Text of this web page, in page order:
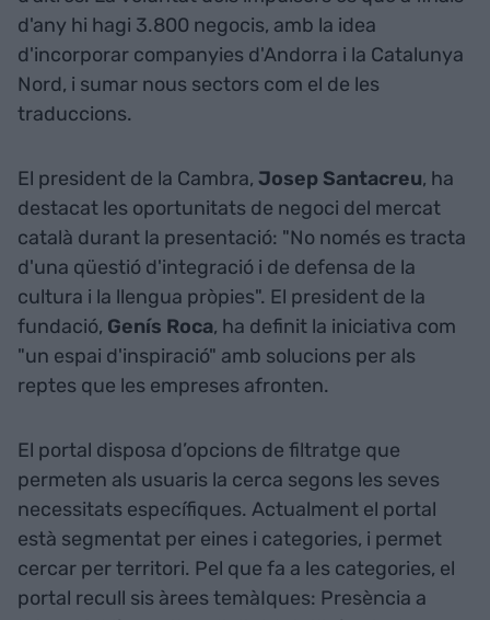
d'any hi hagi 3.800 negocis, amb la idea
d'incorporar companyies d'Andorra i la Catalunya
Nord, i sumar nous sectors com el de les
traduccions.
El president de la Cambra, Josep Santacreu, ha
destacat les oportunitats de negoci del mercat
català durant la presentació: "No només es tracta
d'una qüestió d'integració i de defensa de la
cultura i la llengua pròpies". El president de la
fundació, Genís Roca, ha definit la iniciativa com
"un espai d'inspiració" amb solucions per als
reptes que les empreses afronten.
El portal disposa d’opcions de filtratge que
permeten als usuaris la cerca segons les seves
necessitats específiques. Actualment el portal
està segmentat per eines i categories, i permet
cercar per territori. Pel que fa a les categories, el
portal recull sis àrees temàIques: Presència a